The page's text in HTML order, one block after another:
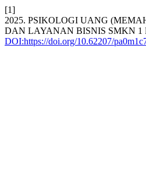
[1]
2025. PSIKOLOGI UANG
DAN LAYANAN BISNIS SMKN 1
DOI:https://doi.org/10.62207/